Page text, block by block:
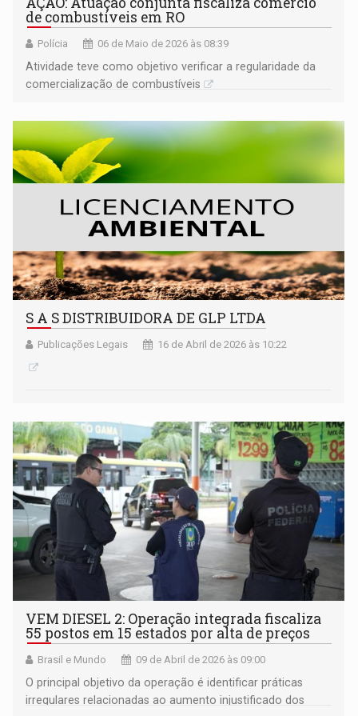
de combustíveis em RO
Polícia 06 de Maio de 2026 às 08:39
Atividade teve como objetivo verificar a regularidade da
comercialização de combustíveis
S A S DISTRIBUIDORA DE GLP LTDA
Publicações Legais 16 de Abril de 2026 às 10:22
VEM DIESEL 2: Operação integrada fiscaliza
55 postos em 15 estados por alta de preços
Brasil e Mundo 09 de Abril de 2026 às 09:00
O principal objetivo da operação é identificar práticas
irregulares relacionadas ao aumento injustificado dos